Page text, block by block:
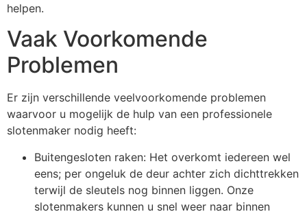
helpen.
Vaak Voorkomende
Problemen
Er zijn verschillende veelvoorkomende problemen
waarvoor u mogelijk de hulp van een professionele
slotenmaker nodig heeft:
Buitengesloten raken: Het overkomt iedereen wel
eens; per ongeluk de deur achter zich dichttrekken
terwijl de sleutels nog binnen liggen. Onze
slotenmakers kunnen u snel weer naar binnen